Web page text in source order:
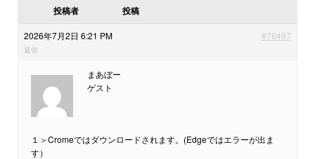
投稿者 投稿
2026年7月2日 6:21 PM #76497
返信
まあぼー
ゲスト
１＞Cromeではダウンロードされます。(Edgeではエラーが出ま
す）